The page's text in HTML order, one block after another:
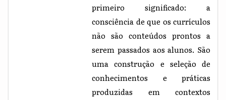
primeiro significado: a
consciência de que os currículos
não são conteúdos prontos a
serem passados aos alunos. São
uma construção e seleção de
conhecimentos e práticas
produzidas em contextos